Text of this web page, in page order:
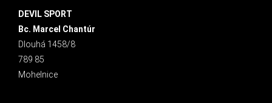
DEVIL SPORT
Bc. Marcel Chantúr
Dlouhá 1458/8
789 85
Mohelnice